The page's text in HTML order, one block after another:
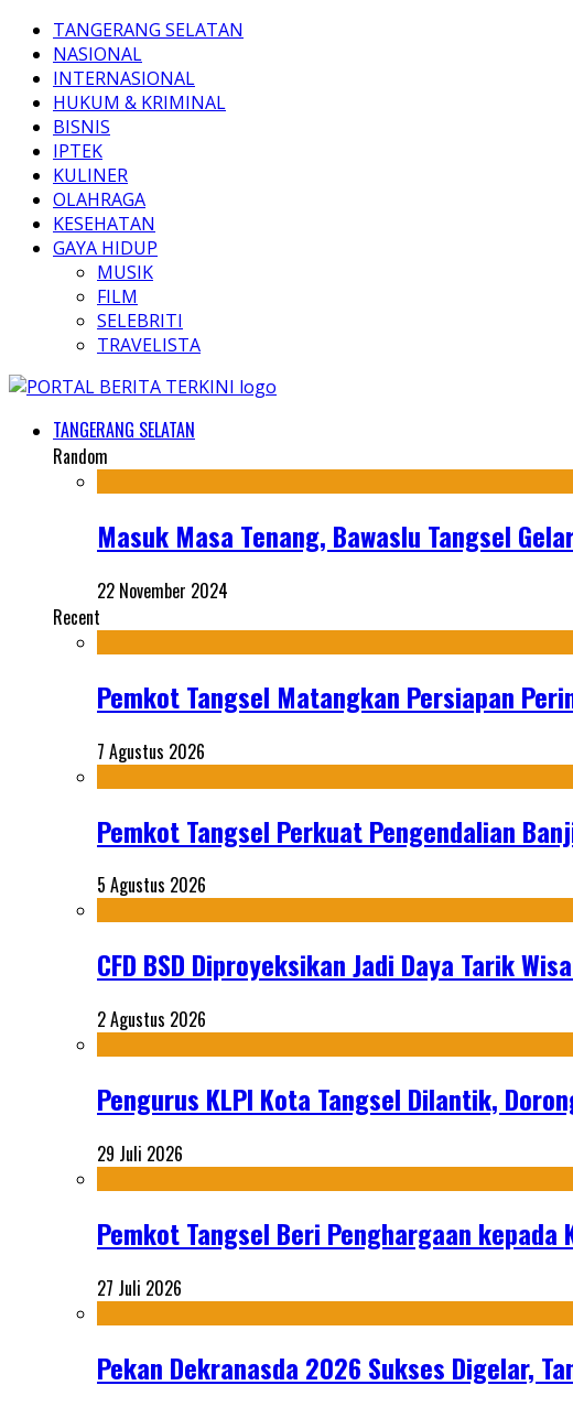
TANGERANG SELATAN
NASIONAL
INTERNASIONAL
HUKUM & KRIMINAL
BISNIS
IPTEK
KULINER
OLAHRAGA
KESEHATAN
GAYA HIDUP
MUSIK
FILM
SELEBRITI
TRAVELISTA
TANGERANG SELATAN
Random
Masuk Masa Tenang, Bawaslu Tangsel
22 November 2024
Recent
Pemkot Tangsel Matangkan Persiapan
7 Agustus 2026
Pemkot Tangsel Perkuat Pengendalian
5 Agustus 2026
CFD BSD Diproyeksikan Jadi Daya Tarik
2 Agustus 2026
Pengurus KLPI Kota Tangsel Dilantik,
29 Juli 2026
Pemkot Tangsel Beri Penghargaan
27 Juli 2026
Pekan Dekranasda 2026 Sukses Digelar,